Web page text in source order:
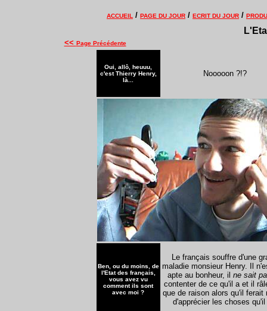
ACCUEIL / PAGE DU JOUR / ECRIT DU JOUR /
<< Page Précédente
Oui, allô, heuuu,
c'est Thierry Henry,
là...
Nooooon ?!?
Ben, ou du moins, de
l'Etat des français,
vous avez vu
comment ils sont
avec moi ?
Le français souffre d'une
maladie monsieur Henry. Il
apte au bonheur, il ne sait
contenter de ce qu'il a et il
que de raison alors qu'il ferait
d'apprécier les choses